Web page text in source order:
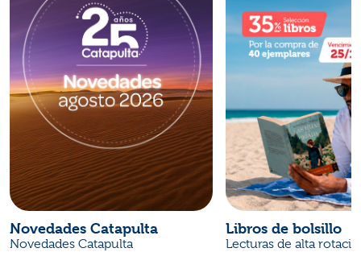
Novedades Catapulta
Novedades Catapulta
Libros de bolsillo
Lecturas de alta